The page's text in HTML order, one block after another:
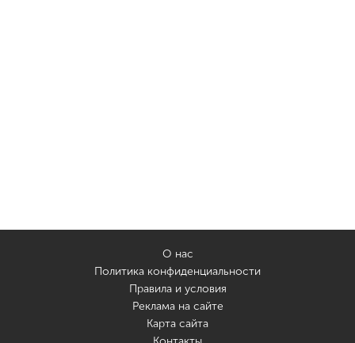
О нас
Политика конфиденциальности
Правила и условия
Реклама на сайте
Карта сайта